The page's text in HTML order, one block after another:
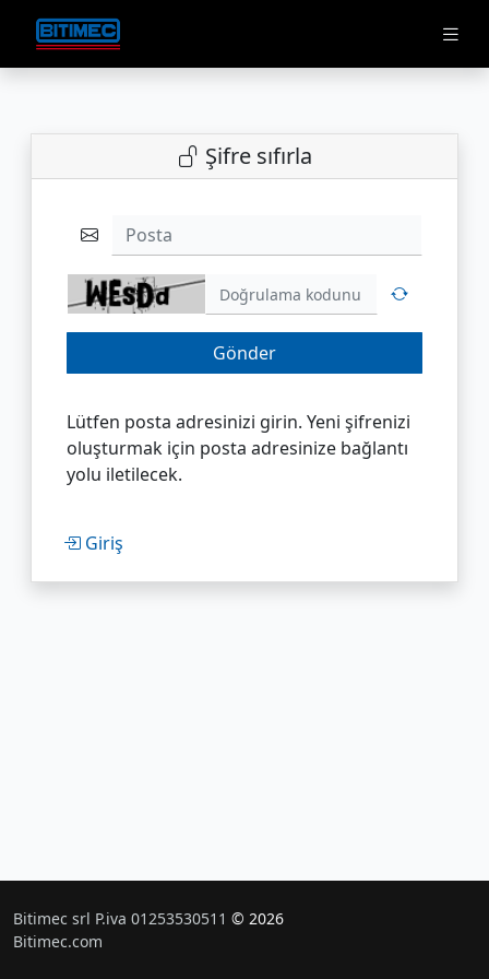
Şifre sıfırla
Posta
Gönder
Lütfen posta adresinizi girin. Yeni şifrenizi
oluşturmak için posta adresinize bağlantı
yolu iletilecek.
Giriş
Bitimec srl P.iva 01253530511 © 2026
Bitimec.com